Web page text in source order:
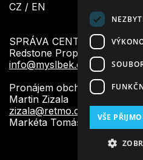
CZ / EN
SPRÁVA CENTRA:
Redstone Property
info@myslbek.com
Pronájem obchodních
Martin Zizala
zizala@retmo.cz
Markéta TomáškováVŠE